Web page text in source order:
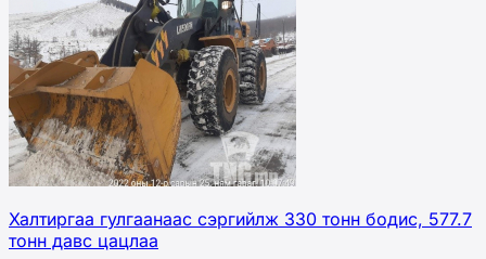
Халтиргаа гулгаанаас сэргийлж 330 тонн бодис, 577.7
тонн давс цацлаа